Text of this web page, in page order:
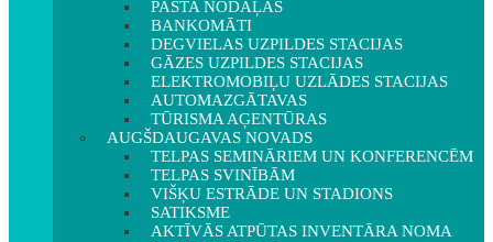
PASTA NODAĻAS
BANKOMĀTI
DEGVIELAS UZPILDES STACIJAS
GĀZES UZPILDES STACIJAS
ELEKTROMOBIĻU UZLĀDES STACIJAS
AUTOMAZGĀTAVAS
TŪRISMA AĢENTŪRAS
AUGŠDAUGAVAS NOVADS
TELPAS SEMINĀRIEM UN KONFERENCĒM
TELPAS SVINĪBĀM
VIŠĶU ESTRĀDE UN STADIONS
SATIKSME
AKTĪVĀS ATPŪTAS INVENTĀRA NOMA